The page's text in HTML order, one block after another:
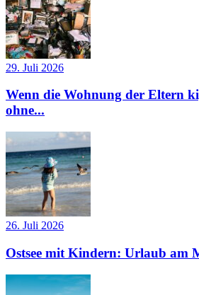
29. Juli 2026
Wenn die Wohnung der Eltern
ohne...
26. Juli 2026
Ostsee mit Kindern: Urlaub am